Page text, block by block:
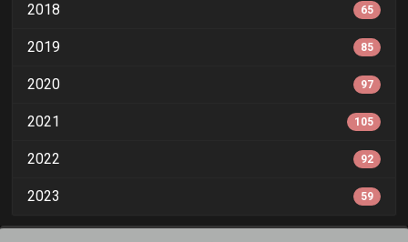
2018 65
2019 85
2020 97
2021 105
2022 92
2023 59